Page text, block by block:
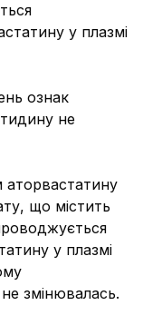
у плазмі
ознак
не
що містить
у плазмі
не змінювалась.